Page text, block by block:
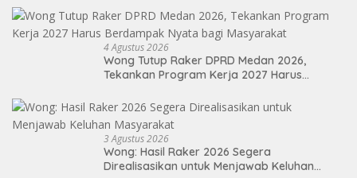
4 Agustus 2026
Wong Tutup Raker DPRD Medan 2026,
Tekankan Program Kerja 2027 Harus
3 Agustus 2026
Wong: Hasil Raker 2026 Segera
Direalisasikan untuk Menjawab Keluhan